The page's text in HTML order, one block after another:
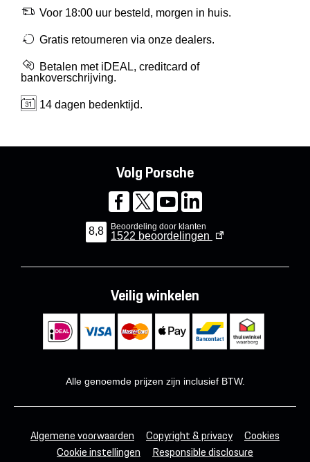
Voor 18:00 uur besteld, morgen in huis.
Gratis retourneren via onze dealers.
Betalen met iDEAL, creditcard of
bankoverschrijving.
14 dagen bedenktijd.
Volg Porsche
8,8 Beoordeling door klanten
1522 beoordelingen
Veilig winkelen
Alle genoemde prijzen zijn inclusief BTW.
Algemene voorwaarden Copyright & privacy
Cookies
Cookie instellingen
Responsible disclosure